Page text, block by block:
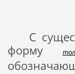
С
форму